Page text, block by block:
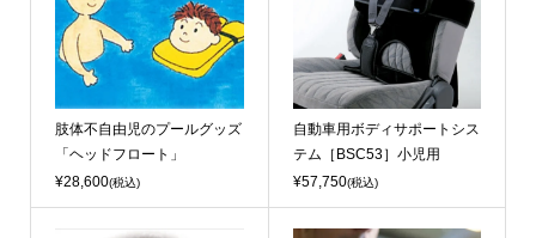
肢体不自由児のプールグッズ
「ヘッドフロート」
¥28,600(税込)
自動車用ボディサポートシス
テム［BSC53］小児用
¥57,750(税込)